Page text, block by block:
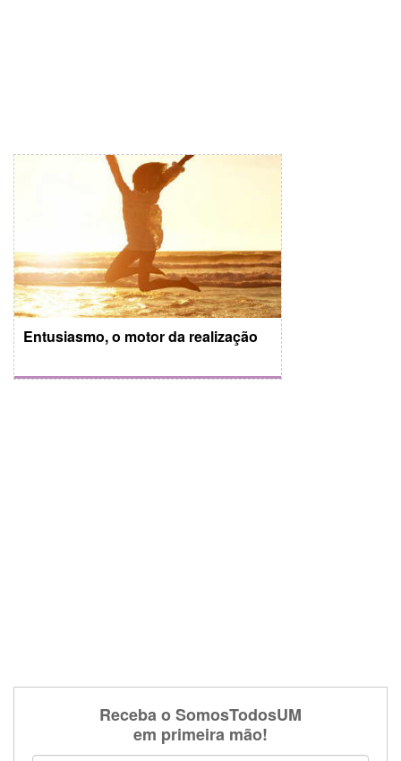
Entusiasmo, o motor da realização
Receba o SomosTodosUM
em primeira mão!